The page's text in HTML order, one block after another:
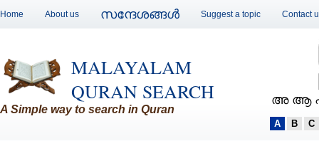
Home About us സന്ദേശങ്ങള്‍ Suggest a topic Contact
MALAYALAM
QURAN SEARCH
A Simple way to search in Quran
അ ആ
A B C